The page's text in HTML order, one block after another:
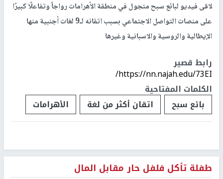
لاقى فيديو لبائع سبح متجول في منطقة الأهرامات رواجاً وتفاعلًا كبيرًا
على منصات التواصل الاجتماعي بسبب اتقانه لـ9 لغات أجنبية منها
الإيطالية والروسية والاسبانية وغيرها
رابط قصير
https://nn.najah.edu/73EI/
الكلمات المفتاحية
بائع سبح
اتقان أكثر من لغة الأهرامات
طفلة تأكل فلفل حار مقابل المال